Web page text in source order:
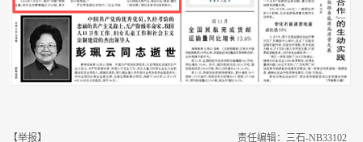
【举报】 责任编辑：三石-NB33102